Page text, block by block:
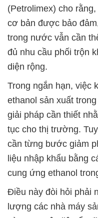
(Petrolimex) cho
cơ bản được bảo
trong nước vẫn cần
đủ nhu cầu phối trộn
diện rộng.
Trong ngắn hạn, việc
ethanol sản xuất
giải pháp cần thiết
tục cho thị trường.
cần từng bước giảm
liệu nhập khẩu bằng
cung ứng ethanol
Điều này đòi hỏi phải
lượng các nhà máy